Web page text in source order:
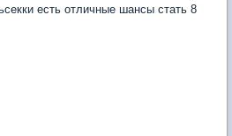
есть отличные шансы стать 8